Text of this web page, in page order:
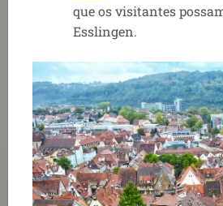
que os visitantes
Esslingen.